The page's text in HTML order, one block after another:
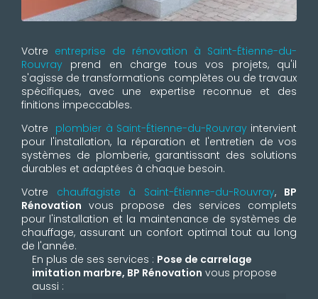
Votre entreprise de rénovation à Saint-Étienne-du-
Rouvray prend en charge tous vos projets, qu'il
s'agisse de transformations complètes ou de travaux
spécifiques, avec une expertise reconnue et des
finitions impeccables.
Votre plombier à Saint-Étienne-du-Rouvrayintervient
pour l'installation, la réparation et l'entretien de vos
systèmes de plomberie, garantissant des solutions
durables et adaptées à chaque besoin.
Votre chauffagiste à Saint-Étienne-du-Rouvray, BP
Rénovation vous propose des services complets
pour l'installation et la maintenance de systèmes de
chauffage, assurant un confort optimal tout au long
de l'année.
En plus de ses services : Pose de carrelage
imitation marbre, BP Rénovation vous propose
aussi :